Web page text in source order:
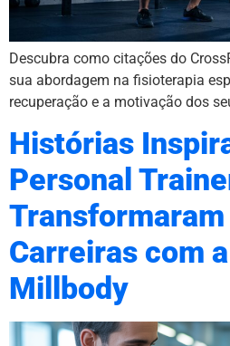
Descubra como citações do
sua abordagem na fisioterapia
recuperação e a motivação dos
Histórias
Personal
Transformaram
Carreiras com
Millbody